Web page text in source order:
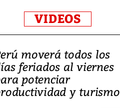
VIDEOS
moverá todos los
feriados al viernes
potenciar
y turismo